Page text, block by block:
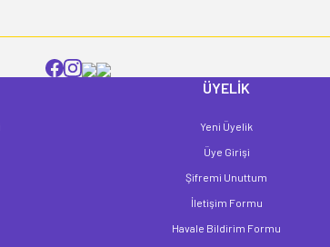
ÜYELİK
Yeni Üyelik
Üye Girişi
Şifremi Unuttum
İletişim Formu
Havale Bildirim Formu